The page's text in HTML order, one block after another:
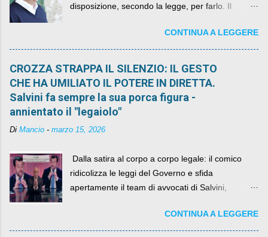
disposizione, secondo la legge, per farlo. Il
quelli che si auspicavano il contrario.CONTINUA A LEGGERE
CROZZA STRAPPA IL SILENZIO: IL GESTO
CHE HA UMILIATO IL POTERE IN DIRETTA.
Salvini fa sempre la sua porca figura -
annientato il "legaiolo"
Di Mancio - marzo 15, 2026
​ Dalla satira al corpo a corpo legale: il comico
ridicolizza le leggi del Governo e sfida
apertamente il team di avvocati di Salvini,
CONTINUA A LEGGERE